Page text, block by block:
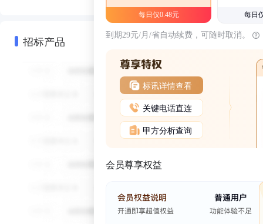
招标产品
每日仅0.48元 每日
到期29元/月/省自动续费，可随时取消。
标讯详情查看
关键电话直连
甲方分析查询
会员尊享权益